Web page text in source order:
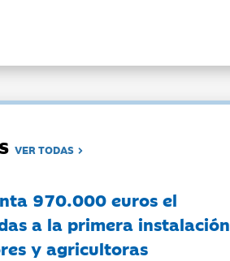
VER TODAS
970.000 euros el
a la primera instalación
y agricultoras